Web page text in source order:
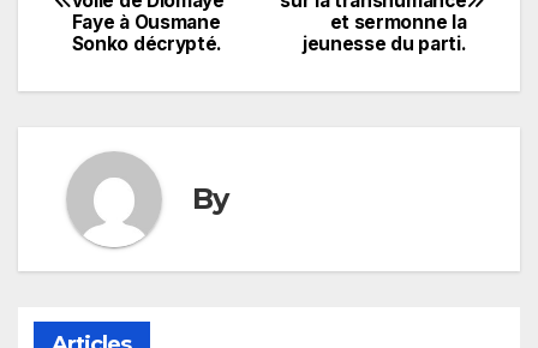
de
l’article
et sermonne la
jeunesse du parti.
Faye à Ousmane
Sonko décrypté.
By